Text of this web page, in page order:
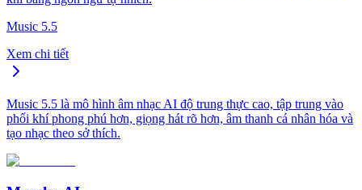
Music 5.5
Xem chi tiết
Music 5.5 là mô hình âm nhạc AI độ trung thực cao, tập trung vào
phối khí phong phú hơn, giọng hát rõ hơn, âm thanh cá nhân hóa và
tạo nhạc theo sở thích.